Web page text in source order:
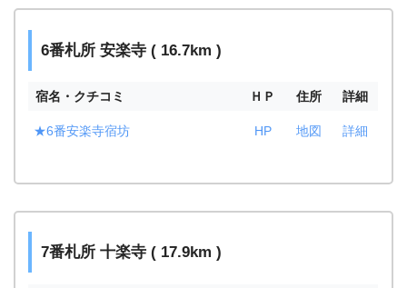
6番札所 安楽寺 ( 16.7km )
宿名・クチコミ ＨＰ 住所 詳細
★6番安楽寺宿坊 HP 地図 詳細
7番札所 十楽寺 ( 17.9km )